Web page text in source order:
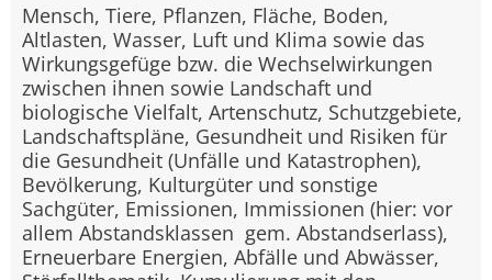
Mensch, Tiere, Pflanzen, Fläche, Boden,
Altlasten, Wasser, Luft und Klima sowie das
Wirkungsgefüge bzw. die Wechselwirkungen
zwischen ihnen sowie Landschaft und
biologische Vielfalt, Artenschutz, Schutzgebiete,
Landschaftspläne, Gesundheit und Risiken für
die Gesundheit (Unfälle und Katastrophen),
Bevölkerung, Kulturgüter und sonstige
Sachgüter, Emissionen, Immissionen (hier: vor
allem Abstandsklassen gem. Abstandserlass),
Erneuerbare Energien, Abfälle und Abwässer,